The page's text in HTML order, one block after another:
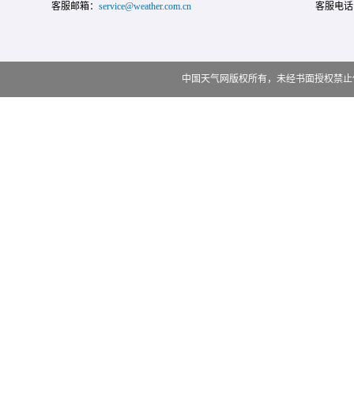
客服邮箱： service@weather.com.cn 客服电
中国天气网版权所有，未经书面授权